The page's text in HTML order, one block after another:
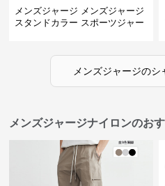
メンズジャージ メンズジャージ
スタンドカラー スポーツジャー
メンズジャージのシ
メンズジャージナイロンのお